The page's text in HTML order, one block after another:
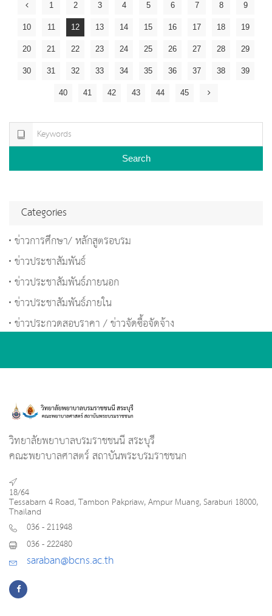
1 2 3 4 5 6 7 8 9
10 11 12 13 14 15 16 17 18 19
20 21 22 23 24 25 26 27 28 29
30 31 32 33 34 35 36 37 38 39
40 41 42 43 44 45
Search
Categories
ข่าวการศึกษา/ หลักสูตรอบรม
ข่าวประชาสัมพันธ์
ข่าวประชาสัมพันธ์ภายนอก
ข่าวประชาสัมพันธ์ภายใน
ข่าวประกวดสอบราคา / ข่าวจัดซื้อจัดจ้าง
วิทยาลัยพยาบาลบรมราชชนนี สระบุรี
คณะพยาบาลศาสตร์ สถาบันพระบรมราชชนก
18/64
Tessabarn 4 Road, Tambon Pakpriaw, Ampur Muang, Saraburi 18000,
Thailand
036 - 211948
036 - 222480
saraban@bcns.ac.th